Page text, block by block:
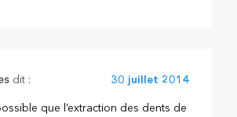
dit : 30 juillet 2014
que l’extraction des dents de